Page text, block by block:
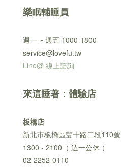
樂眠輔睡員
週一 ~ 週五 1000-1800
service@lovefu.tw
Line@ 線上諮詢
來這睡著：體驗店
板橋店
新北市板橋區雙十路二段110號
1300 - 2100（ 週一公休 ）
02-2252-0110